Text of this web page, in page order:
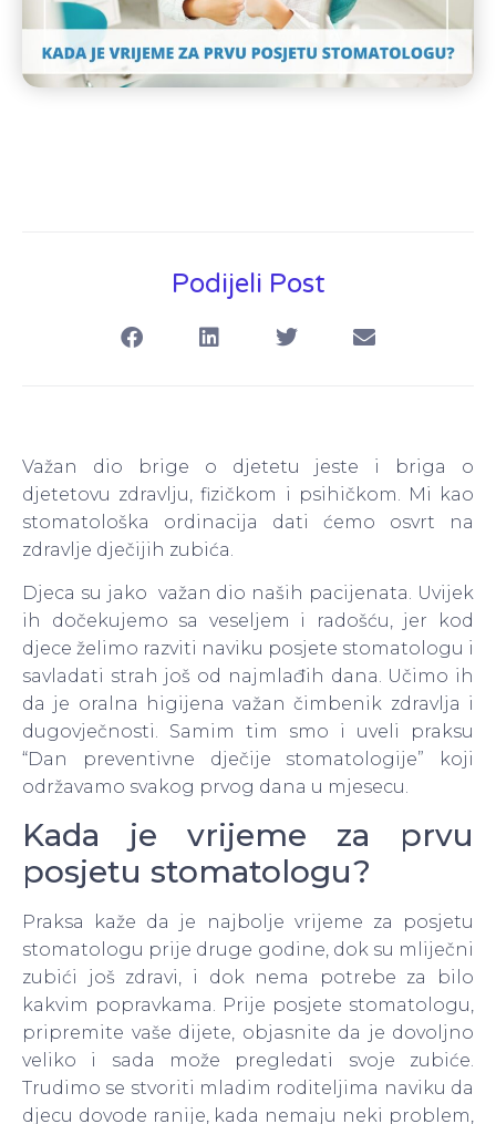
Podijeli Post
Važan dio brige o djetetu jeste i briga o
djetetovu zdravlju, fizičkom i psihičkom. Mi kao
stomatološka ordinacija dati ćemo osvrt na
zdravlje dječijih zubića.
Djeca su jako važan dio naših pacijenata. Uvijek
ih dočekujemo sa veseljem i radošću, jer kod
djece želimo razviti naviku posjete stomatologu i
savladati strah još od najmlađih dana. Učimo ih
da je oralna higijena važan čimbenik zdravlja i
dugovječnosti. Samim tim smo i uveli praksu
“Dan preventivne dječije stomatologije” koji
održavamo svakog prvog dana u mjesecu.
Kada je vrijeme za prvu
posjetu stomatologu?
Praksa kaže da je najbolje vrijeme za posjetu
stomatologu prije druge godine, dok su mliječni
zubići još zdravi, i dok nema potrebe za bilo
kakvim popravkama. Prije posjete stomatologu,
pripremite vaše dijete, objasnite da je dovoljno
veliko i sada može pregledati svoje zubiće.
Trudimo se stvoriti mladim roditeljima naviku da
djecu dovode ranije, kada nemaju neki problem,